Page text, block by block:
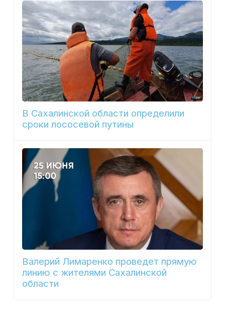
В Сахалинской области определили
сроки лососевой путины
Валерий Лимаренко проведет прямую
линию с жителями Сахалинской
области